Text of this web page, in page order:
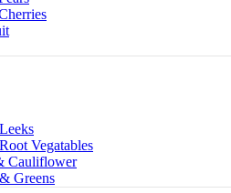
Vegatables
Cauliflower
Greens